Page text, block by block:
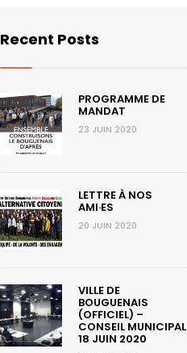
Recent Posts
PROGRAMME DE
MANDAT
23 JUIN 2020
LETTRE À NOS
AMI·ES
20 JUIN 2020
VILLE DE
BOUGUENAIS
(OFFICIEL) –
CONSEIL MUNICIPAL
18 JUIN 2020